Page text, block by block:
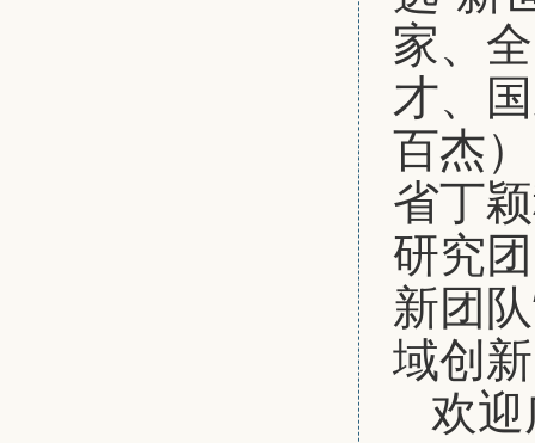
家、
才、
百杰
省丁
研究
新团
域创
欢